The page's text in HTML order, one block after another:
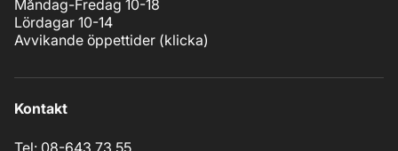
Måndag-Fredag 10-18
Lördagar 10-14
Avvikande öppettider (klicka)
Kontakt